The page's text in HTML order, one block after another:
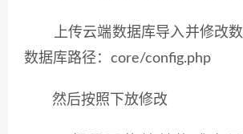
上传云端数据库导入并修改数
数据库路径：core/config.php
然后按照下放修改